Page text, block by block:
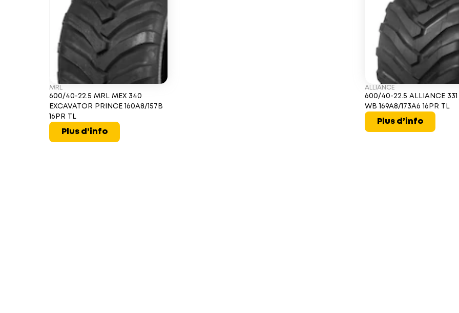
MRL
600/40-22.5 MRL MEX 340
EXCAVATOR PRINCE 160A8/157B
16PR TL
Plus d’info
ALLIANCE
600/40-22.5 ALLIANCE 331
WB 169A8/173A6 16PR TL
Plus d’info